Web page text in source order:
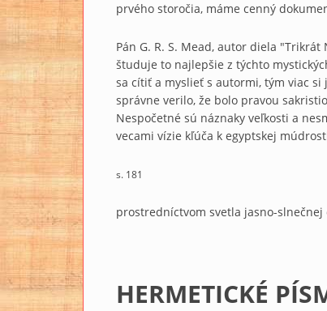
prvého storočia, máme cenný
Pán G. R. S. Mead, autor diela
študuje to najlepšie z týchto
sa cítiť a myslieť s autormi, tým viac
správne verilo, že bolo pravou
Nespočetné sú náznaky veľkosti a
vecami vízie kľúča k egyptskej
s. 181
prostredníctvom svetla jasno-
HERMETICKÉ